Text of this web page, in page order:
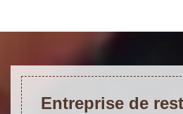
Entreprise de